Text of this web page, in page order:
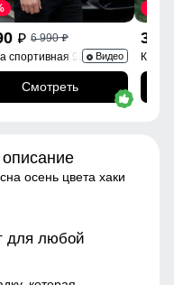
p 6 990p
спортивная 9623_1S
Видео
Смотреть
3
осень цвета хаки
для любой